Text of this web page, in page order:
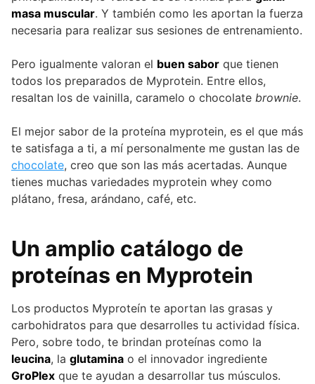
masa muscular. Y también como les aportan la fuerza
necesaria para realizar sus sesiones de entrenamiento.
Pero igualmente valoran el buen sabor que tienen
todos los preparados de Myprotein. Entre ellos,
resaltan los de vainilla, caramelo o chocolate brownie.
El mejor sabor de la proteína myprotein, es el que más
te satisfaga a ti, a mí personalmente me gustan las de
chocolate, creo que son las más acertadas. Aunque
tienes muchas variedades myprotein whey como
plátano, fresa, arándano, café, etc.
Un amplio catálogo de
proteínas en Myprotein
Los productos Myproteín te aportan las grasas y
carbohidratos para que desarrolles tu actividad física.
Pero, sobre todo, te brindan proteínas como la
leucina, la glutamina o el innovador ingrediente
GroPlex que te ayudan a desarrollar tus músculos.